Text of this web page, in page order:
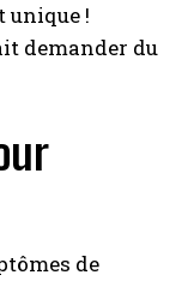
unique !
demander du
de